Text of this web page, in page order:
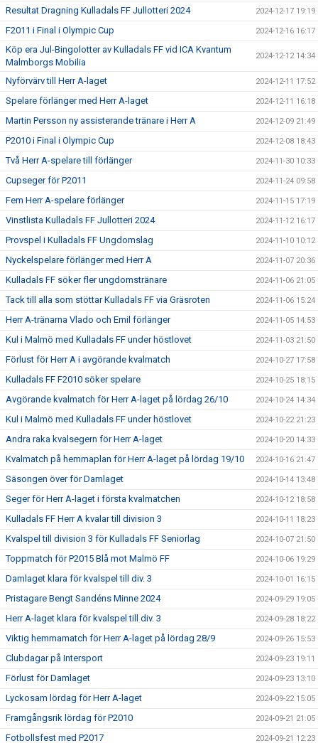
Resultat Dragning Kulladals FF Jullotteri 2024 2024-12-17 19:19
F2011 i Final i Olympic Cup 2024-12-16 16:17
Köp era Jul-Bingolotter av Kulladals FF vid ICA Kvantum
Malmborgs Mobilia
2024-12-12 14:34
Nyförvärv till Herr A-laget 2024-12-11 17:52
Spelare förlänger med Herr A-laget 2024-12-11 16:18
Martin Persson ny assisterande tränare i Herr A 2024-12-09 21:49
P2010 i Final i Olympic Cup 2024-12-08 18:43
Två Herr A-spelare till förlänger 2024-11-30 10:33
Cupseger för P2011 2024-11-24 09:58
Fem Herr A-spelare förlänger 2024-11-15 17:19
Vinstlista Kulladals FF Jullotteri 2024 2024-11-12 16:17
Provspel i Kulladals FF Ungdomslag 2024-11-10 10:12
Nyckelspelare förlänger med Herr A 2024-11-07 20:36
Kulladals FF söker fler ungdomstränare 2024-11-06 21:05
Tack till alla som stöttar Kulladals FF via Gräsroten 2024-11-06 15:24
Herr A-tränarna Vlado och Emil förlänger 2024-11-05 14:53
Kul i Malmö med Kulladals FF under höstlovet 2024-11-03 21:50
Förlust för Herr A i avgörande kvalmatch 2024-10-27 17:58
Kulladals FF F2010 söker spelare 2024-10-25 18:15
Avgörande kvalmatch för Herr A-laget på lördag 26/10 2024-10-24 14:34
Kul i Malmö med Kulladals FF under höstlovet 2024-10-22 21:23
Andra raka kvalsegern för Herr A-laget 2024-10-20 14:33
Kvalmatch på hemmaplan för Herr A-laget på lördag 19/10 2024-10-16 21:47
Säsongen över för Damlaget 2024-10-14 13:48
Seger för Herr A-laget i första kvalmatchen 2024-10-12 18:58
Kulladals FF Herr A kvalar till division 3 2024-10-11 18:23
Kvalspel till division 3 för Kulladals FF Seniorlag 2024-10-07 21:50
Toppmatch för P2015 Blå mot Malmö FF 2024-10-06 19:29
Damlaget klara för kvalspel till div. 3 2024-10-01 16:15
Pristagare Bengt Sandéns Minne 2024 2024-09-29 19:05
Herr A-laget klara för kvalspel till div. 3 2024-09-28 18:22
Viktig hemmamatch för Herr A-laget på lördag 28/9 2024-09-26 15:53
Clubdagar på Intersport 2024-09-23 19:11
Förlust för Damlaget 2024-09-23 13:10
Lyckosam lördag för Herr A-laget 2024-09-22 15:05
Framgångsrik lördag för P2010 2024-09-21 21:05
Fotbollsfest med P2017 2024-09-21 12:23